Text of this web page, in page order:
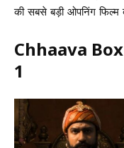
की सबसे बड़ी ओपनिंग फिल्म
Chhaava
1